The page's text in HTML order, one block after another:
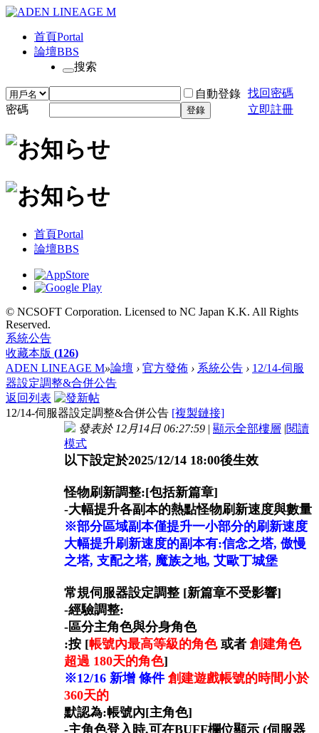
首頁Portal
論壇BBS
搜索
自動登錄 找回密碼
密碼
登錄 立即註冊
首頁Portal
論壇BBS
© NCSOFT Corporation. Licensed to NC Japan K.K. All Rights
Reserved.
系統公告
收藏本版 (126)
ADEN LINEAGE M»論壇 › 官方發佈 › 系統公告 › 12/14-伺服
器設定調整&合併公告
返回列表
12/14-伺服器設定調整&合併公告 [複製鏈接]
發表於 12月14日 06:27:59 | 顯示全部樓層 |閱讀
模式
以下設定於2025/12/14 18:00後生效
怪物刷新調整:[包括新篇章]
-大幅提升各副本的熱點怪物刷新速度與數量
※部分區域副本僅提升一小部分的刷新速度
大幅提升刷新速度的副本有:信念之塔, 傲慢
之塔, 支配之塔, 魔族之地, 艾歐丁城堡
常規伺服器設定調整 [新篇章不受影響]
-經驗調整:
-區分主角色與分身角色
:按 [帳號內最高等級的角色 或者 創建角色
超過 180天的角色]
※12/16 新增 條件 創建遊戲帳號的時間小於
360天的
默認為:帳號內[主角色]
-主角色登入時,可在BUFF欄位顯示 (伺服器